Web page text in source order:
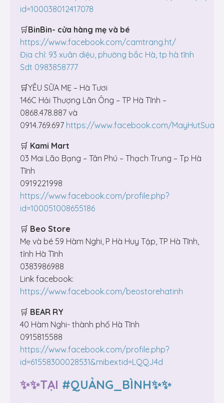
id=100038012417078
🛒BinBin- cửa hàng mẹ và bé
https://www.facebook.com/camtrang.ht/
Địa chỉ: 93 xuân diệu, phường bắc Hà, tp hà tĩnh
Sdt 0983858777
🛒YÊU SỮA MẸ – Hà Tươi
146C Hải Thượng Lãn Ông – TP Hà Tĩnh –
0868.478.887 và
0914.769.697 https://www.facebook.com/
🛒 Kami Mart
03 Mai Lão Bạng – Tân Phú – Thạch Trung – Tp Hà
Tĩnh
0919221998
https://www.facebook.com/profile.php?
id=100051008655186
🛒 Beo Store
Mẹ và bé 59 Hàm Nghi, P Hà Huy Tập, TP Hà Tĩnh,
tỉnh Hà Tĩnh
0383986988
Link facebook:
https://www.facebook.com/beostorehatinh
🛒 BEAR RY
40 Hàm Nghi- thành phố Hà Tĩnh
0915815588
https://www.facebook.com/profile.php?
id=61558300028531&mibextid=LQQJ4d
✨✨TẠI #QUẢNG_BÌNH✨✨